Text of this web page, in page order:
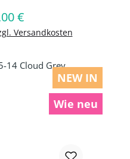
Preis:
€
Versandkosten
NEW IN
Wie neu